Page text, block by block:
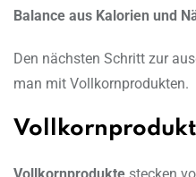
Balance aus Kalorien und
Den nächsten Schritt zur
man mit Vollkornprodukten.